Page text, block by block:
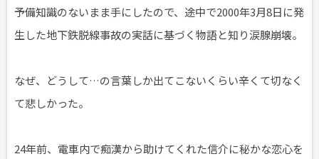
予備知識のないまま手にしたので、途中で2000年3月8日に発
生した地下鉄脱線事故の実話に基づく物語と知り涙腺崩壊。
なぜ、どうして…の言葉しか出てこないくらい辛くて切なく
て悲しかった。
24年前、電車内で痴漢から助けてくれた信介に秘かな恋心を